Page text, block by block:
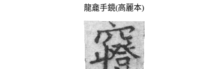
龍龕手鏡(高麗本)